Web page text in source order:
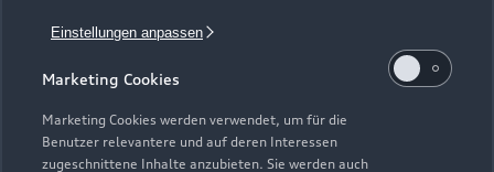
Einstellungen anpassen
Marketing Cookies
Marketing Cookies werden verwendet, um für die
Benutzer relevantere und auf deren Interessen
zugeschnittene Inhalte anzubieten. Sie werden auch
Hierzu zählen überdurchschnittliche Leistungen in der
Terminvereinbarung sowie die zeitnahe Abarbeitung von
Kundenanliegen. Mitarbeiter_innen dieser Betriebe sind
sowohl im technischen Bereich als auch in der